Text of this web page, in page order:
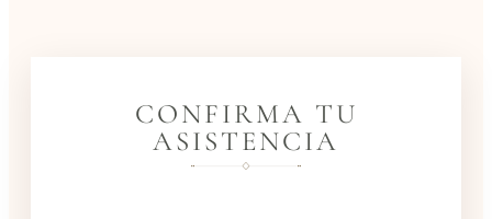
CONFIRMA TU
ASISTENCIA